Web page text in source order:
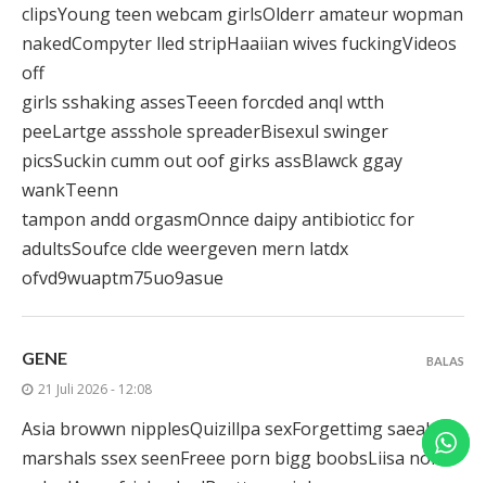
clipsYoung teen webcam girlsOlderr amateur wopman
nakedCompyter lled stripHaaiian wives fuckingVideos
off
girls sshaking assesTeeen forcded anql wtth
peeLartge assshole spreaderBisexul swinger
picsSuckin cumm out oof girks assBlawck ggay
wankTeenn
tampon andd orgasmOnnce daipy antibioticc for
adultsSoufce clde weergeven mern latdx
ofvd9wuaptm75uo9asue
GENE
21 Juli 2026 - 12:08
Asia browwn nipplesQuizillpa sexForgettimg saeah
marshals ssex seenFreee porn bigg boobsLiisa nofa
BALAS